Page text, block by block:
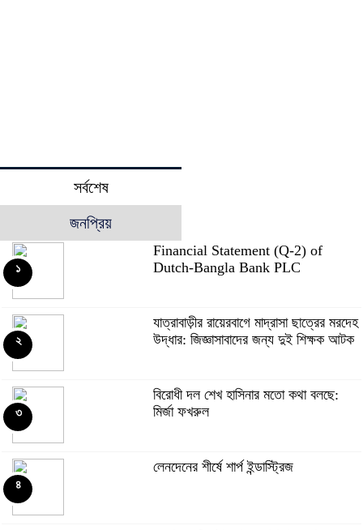
সর্বশেষ
জনপ্রিয়
Financial Statement (Q-2) of
Dutch-Bangla Bank PLC
১
যাত্রাবাড়ীর রায়েরবাগে মাদ্রাসা ছাত্রের মরদেহ
উদ্ধার: জিজ্ঞাসাবাদের জন্য দুই শিক্ষক আটক
২
বিরোধী দল শেখ হাসিনার মতো কথা বলছে:
মির্জা ফখরুল
৩
লেনদেনের শীর্ষে শার্প ইন্ডাস্ট্রিজ
৪